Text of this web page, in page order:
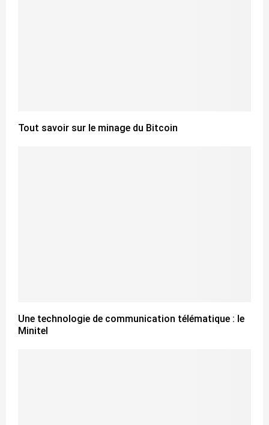
Tout savoir sur le minage du Bitcoin
Une technologie de communication télématique : le
Minitel